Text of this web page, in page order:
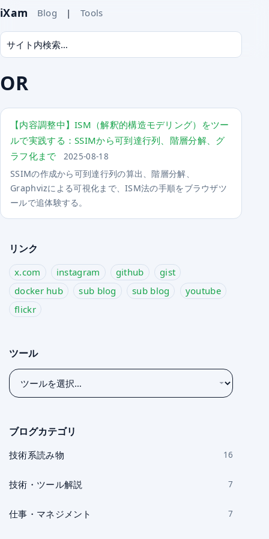
iXam Blog | Tools
リンク
x.com instagram github
gist
docker hub
sub blog sub blog
youtube
flickr
ツール
ツ
ー
選
択
ブログカテゴリ
技術系読み物 16
技術・ツール解説 7
仕事・マネジメント 7
OR
【内容調整中】ISM（解釈的構造モデリング）をツー
ルで実践する：SSIMから可到達行列、階層分解、グ
ラフ化まで
2025-08-18
SSIMの作成から可到達行列の算出、階層分解、
Graphvizによる可視化まで、ISM法の手順をブラウザツ
ールで追体験する。